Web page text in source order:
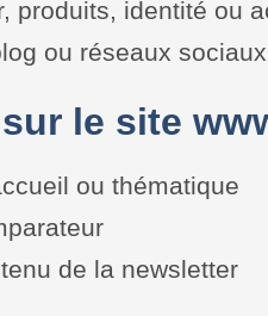
produits, identité ou
ou réseaux sociaux
le site
ou thématique
de la newsletter